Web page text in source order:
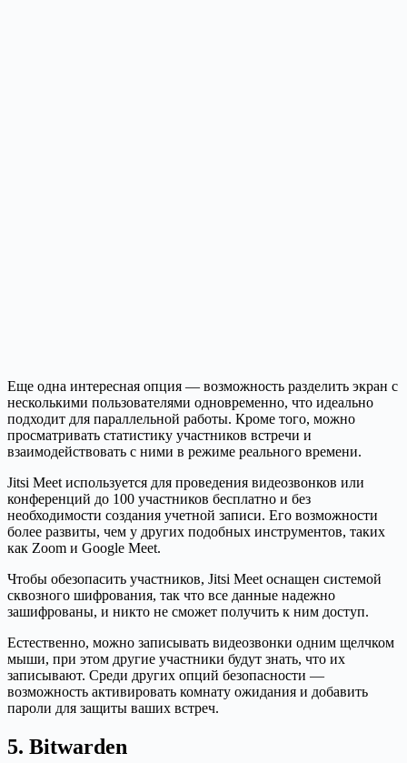
Еще одна интересная опция — возможность разделить экран с
несколькими пользователями одновременно, что идеально
подходит для параллельной работы. Кроме того, можно
просматривать статистику участников встречи и
взаимодействовать с ними в режиме реального времени.
Jitsi Meet используется для проведения видеозвонков или
конференций до 100 участников бесплатно и без
необходимости создания учетной записи. Его возможности
более развиты, чем у других подобных инструментов, таких
как Zoom и Google Meet.
Чтобы обезопасить участников, Jitsi Meet оснащен системой
сквозного шифрования, так что все данные надежно
зашифрованы, и никто не сможет получить к ним доступ.
Естественно, можно записывать видеозвонки одним щелчком
мыши, при этом другие участники будут знать, что их
записывают. Среди других опций безопасности —
возможность активировать комнату ожидания и добавить
пароли для защиты ваших встреч.
5. Bitwarden